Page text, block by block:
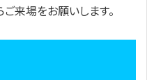
来場をお願いします。